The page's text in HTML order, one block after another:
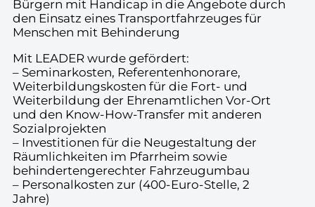
Bürgern mit Handicap in die Angebote durch
den Einsatz eines Transportfahrzeuges für
Menschen mit Behinderung
Mit LEADER wurde gefördert:
– Seminarkosten, Referentenhonorare,
Weiterbildungskosten für die Fort- und
Weiterbildung der Ehrenamtlichen Vor-Ort
und den Know-How-Transfer mit anderen
Sozialprojekten
– Investitionen für die Neugestaltung der
Räumlichkeiten im Pfarrheim sowie
behindertengerechter Fahrzeugumbau
– Personalkosten zur (400-Euro-Stelle, 2
Jahre)